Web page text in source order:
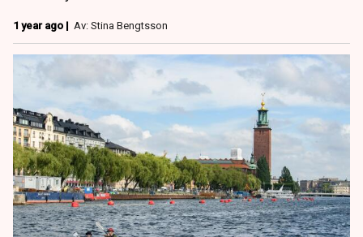
1 year ago | Av: Stina Bengtsson